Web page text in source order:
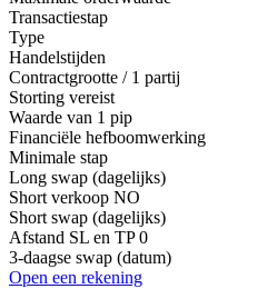
Transactiestap
Type
Handelstijden
Contractgrootte / 1 partij
Storting vereist
Waarde van 1 pip
Financiële hefboomwerking
Minimale stap
Long swap (dagelijks)
Short verkoop NO
Short swap (dagelijks)
Afstand SL en TP 0
3-daagse swap (datum)
Open een rekening